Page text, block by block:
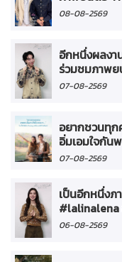
08-08-2569
อีกหนึ่งผลงา
ร่วมชมภาพย
07-08-2569
อยากชวนทุก
อิ่มเอมใจกัน
07-08-2569
เป็นอีกหนึ่งภ
#lalinalena
06-08-2569